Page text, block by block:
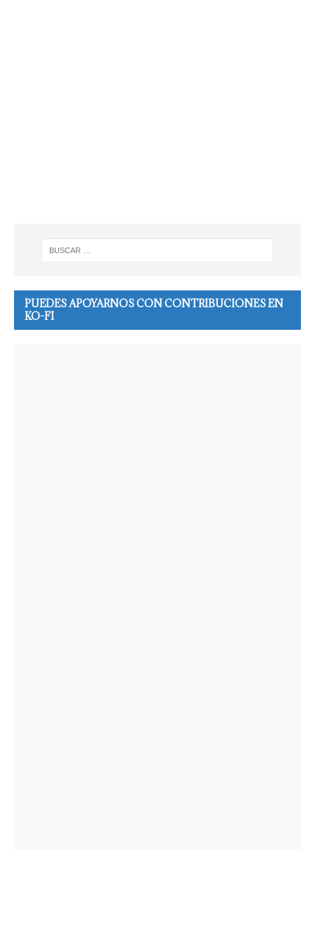
PUEDES APOYARNOS CON CONTRIBUCIONES EN
KO-FI